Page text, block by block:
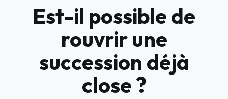
Est-il possible de
rouvrir une
succession déjà
close ?